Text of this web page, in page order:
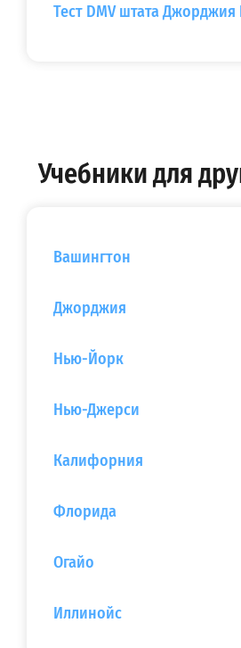
Тест DMV штата
Учебники для
Вашингтон
Джорджия
Нью-Йорк
Нью-Джерси‎
Калифорния
Флорида
Огайо
Иллинойс